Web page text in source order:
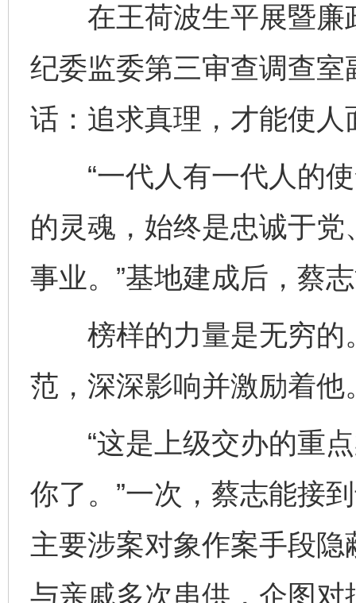
在王荷波生平展暨廉
纪委监委第三审查调查
话：追求真理，才能使
“一代人有一代人的使
的灵魂，始终是忠诚于
事业。”基地建成后，蔡
榜样的力量是无穷的
范，深深影响并激励着他
“这是上级交办的重点
你了。”一次，蔡志能接
主要涉案对象作案手段隐
与亲戚多次串供，企图对